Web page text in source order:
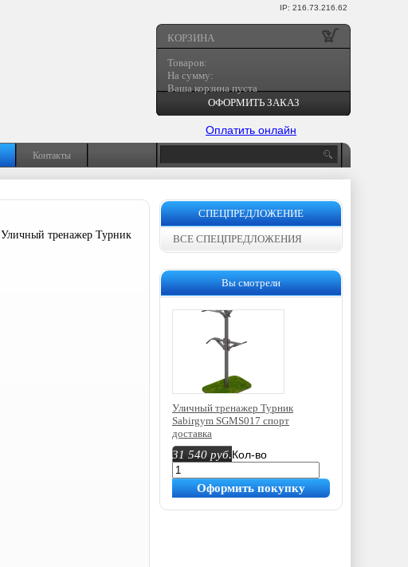
IP: 216.73.216.62
КОРЗИНА
Товаров:
На сумму:
Ваша корзина пуста
ОФОРМИТЬ ЗАКАЗ
Оплатить онлайн
Контакты
Уличный тренажер Турник
СПЕЦПРЕДЛОЖЕНИЕ
ВСЕ СПЕЦПРЕДЛОЖЕНИЯ
Вы смотрели
Уличный тренажер Турник
Sabirgym SGMS017 спорт
доставка
31 540 руб.Кол-во
Оформить покупку